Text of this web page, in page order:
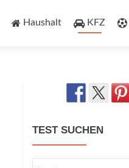
Haushalt KFZ
TEST SUCHEN